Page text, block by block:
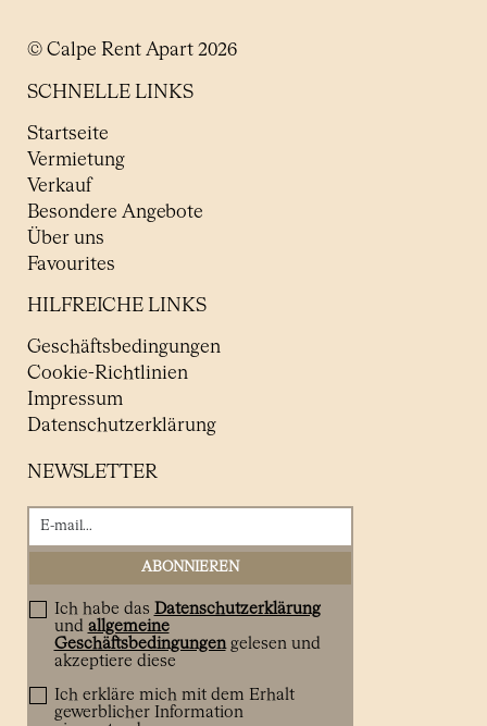
© Calpe Rent Apart 2026
SCHNELLE LINKS
Startseite
Vermietung
Verkauf
Besondere Angebote
Über uns
Favourites
HILFREICHE LINKS
Geschäftsbedingungen
Cookie-Richtlinien
Impressum
Datenschutzerklärung
NEWSLETTER
Ich habe das Datenschutzerklärung
und allgemeine
Geschäftsbedingungengelesen und
akzeptiere diese
Ich erkläre mich mit dem Erhalt
gewerblicher Information